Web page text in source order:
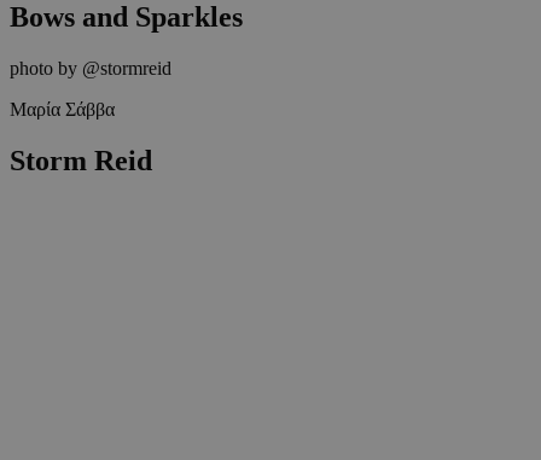
Bows and Sparkles
photo by @stormreid
Μαρία Σάββα
Storm Reid